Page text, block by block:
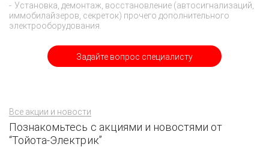
Задайте вопрос специалисту
Установка, демонтаж, восстановление (автосигнализаций,
иммобилайзеров, секреток) прочего дополнительного
электрооборудования.
Все акции и новости
Познакомьтесь с акциями и новостями от
“Тойота-Электрик”